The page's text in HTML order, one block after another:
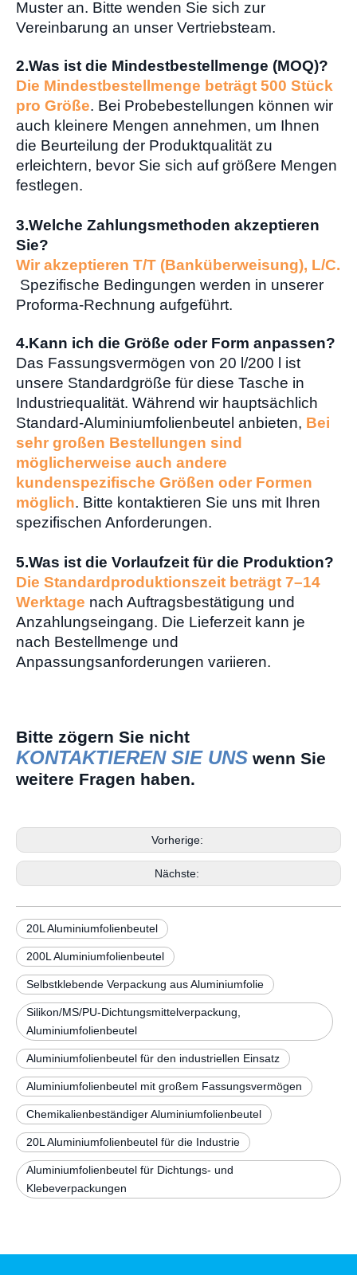
Muster an. Bitte wenden Sie sich zur
Vereinbarung an unser Vertriebsteam.
2.Was ist die Mindestbestellmenge (MOQ)?
Die Mindestbestellmenge beträgt 500 Stück
pro Größe. Bei Probebestellungen können wir
auch kleinere Mengen annehmen, um Ihnen
die Beurteilung der Produktqualität zu
erleichtern, bevor Sie sich auf größere Mengen
festlegen.
3.Welche Zahlungsmethoden akzeptieren
Sie?
Wir akzeptieren T/T (Banküberweisung), L/C.
Spezifische Bedingungen werden in unserer
Proforma-Rechnung aufgeführt.
4.Kann ich die Größe oder Form anpassen?
Das Fassungsvermögen von 20 l/200 l ist
unsere Standardgröße für diese Tasche in
Industriequalität. Während wir hauptsächlich
Standard-Aluminiumfolienbeutel anbieten, Bei
sehr großen Bestellungen sind
möglicherweise auch andere
kundenspezifische Größen oder Formen
möglich. Bitte kontaktieren Sie uns mit Ihren
spezifischen Anforderungen.
5.Was ist die Vorlaufzeit für die Produktion?
Die Standardproduktionszeit beträgt 7–14
Werktage nach Auftragsbestätigung und
Anzahlungseingang. Die Lieferzeit kann je
nach Bestellmenge und
Anpassungsanforderungen variieren.
Bitte zögern Sie nicht
KONTAKTIEREN SIE UNS wenn Sie
weitere Fragen haben.
Vorherige:
Nächste:
20L Aluminiumfolienbeutel
200L Aluminiumfolienbeutel
Selbstklebende Verpackung aus Aluminiumfolie
Silikon/MS/PU-Dichtungsmittelverpackung,
Aluminiumfolienbeutel
Aluminiumfolienbeutel für den industriellen Einsatz
Aluminiumfolienbeutel mit großem Fassungsvermögen
Chemikalienbeständiger Aluminiumfolienbeutel
20L Aluminiumfolienbeutel für die Industrie
Aluminiumfolienbeutel für Dichtungs- und
Klebeverpackungen